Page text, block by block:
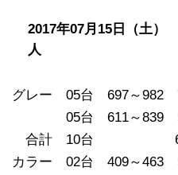
2017年07月15日（土
人
グレー 05台 697～982
05台 611～839
合計 10台
カラー 02台 409～463